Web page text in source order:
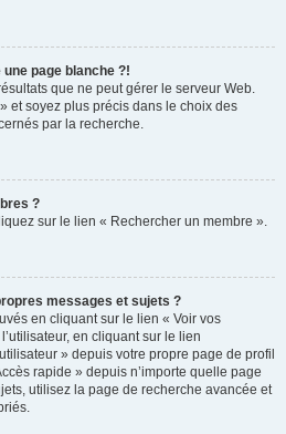
page blanche ?!
que ne peut gérer le serveur Web.
et soyez plus précis dans le choix des
par la recherche.
?
sur le lien « Rechercher un membre ».
messages et sujets ?
en cliquant sur le lien « Voir vos
en cliquant sur le lien
» depuis votre propre page de profil
rapide » depuis n’importe quelle page
utilisez la page de recherche avancée et